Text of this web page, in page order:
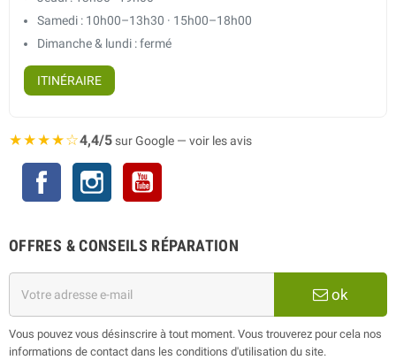
Samedi : 10h00–13h30 · 15h00–18h00
Dimanche & lundi : fermé
ITINÉRAIRE
★★★★☆4,4/5sur Google — voir les avis
Facebook Instagram
OFFRES & CONSEILS RÉPARATION
ok
Vous pouvez vous désinscrire à tout moment. Vous trouverez pour cela nos
informations de contact dans les conditions d'utilisation du site.